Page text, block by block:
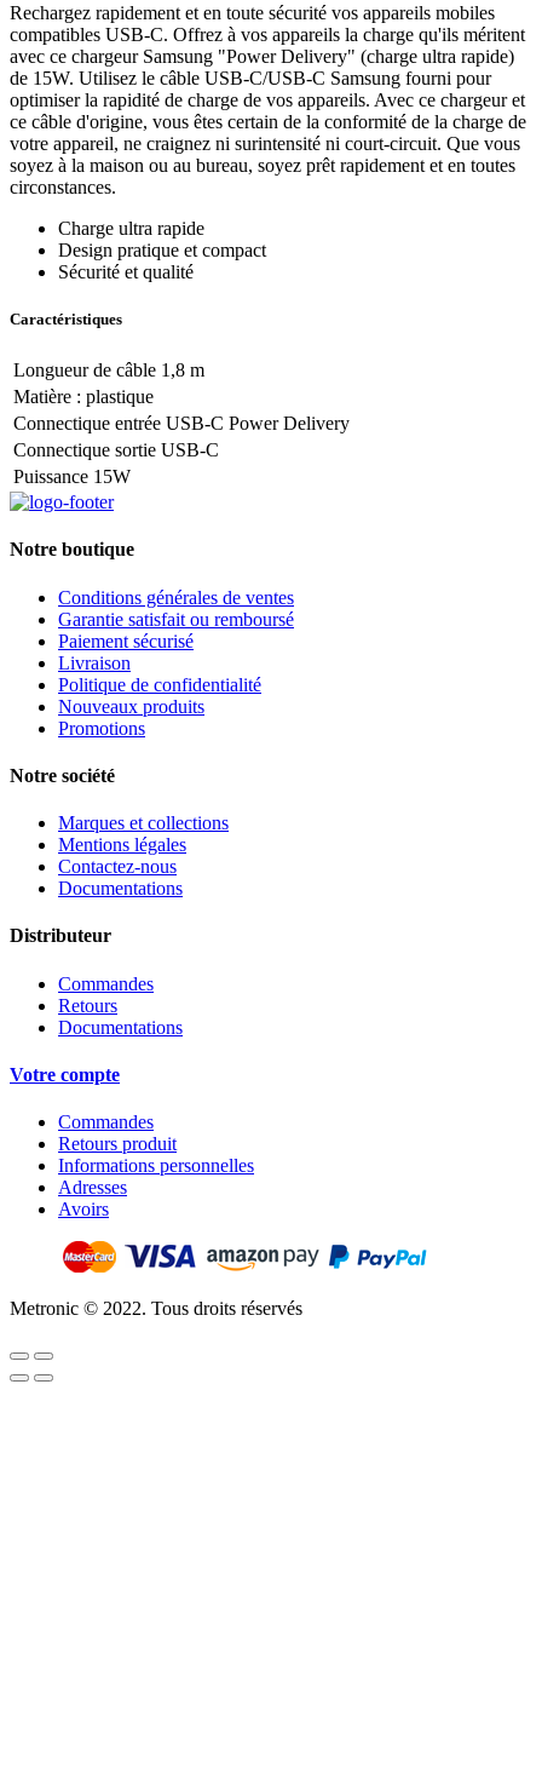
Rechargez rapidement et en toute sécurité vos appareils mobiles
compatibles USB-C. Offrez à vos appareils la charge qu'ils méritent
avec ce chargeur Samsung "Power Delivery" (charge ultra rapide)
de 15W. Utilisez le câble USB-C/USB-C Samsung fourni pour
optimiser la rapidité de charge de vos appareils. Avec ce chargeur et
ce câble d'origine, vous êtes certain de la conformité de la charge de
votre appareil, ne craignez ni surintensité ni court-circuit. Que vous
soyez à la maison ou au bureau, soyez prêt rapidement et en toutes
circonstances.
Charge ultra rapide
Design pratique et compact
Sécurité et qualité
Caractéristiques
Longueur de câble 1,8 m
Matière : plastique
Connectique entrée USB-C Power Delivery
Connectique sortie USB-C
Puissance 15W
Notre boutique
Conditions générales de ventes
Garantie satisfait ou remboursé
Paiement sécurisé
Livraison
Politique de confidentialité
Nouveaux produits
Promotions
Notre société
Marques et collections
Mentions légales
Contactez-nous
Documentations
Distributeur
Commandes
Retours
Documentations
Votre compte
Commandes
Retours produit
Informations personnelles
Adresses
Avoirs
Metronic © 2022. Tous droits réservés